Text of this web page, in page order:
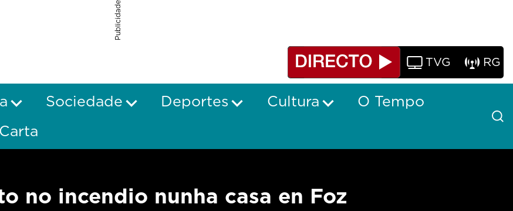
Publicidade
TVG RG
Sociedade Deportes Cultura
O Tempo
no incendio nunha casa en Foz